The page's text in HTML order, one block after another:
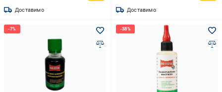
Доставимо Доставимо